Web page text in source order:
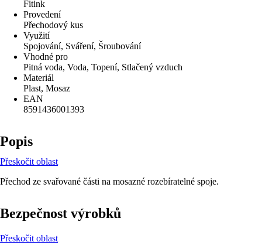
Fitink
Provedení
Přechodový kus
Využití
Spojování, Sváření, Šroubování
Vhodné pro
Pitná voda, Voda, Topení, Stlačený vzduch
Materiál
Plast, Mosaz
EAN
8591436001393
Popis
Přeskočit oblast
Přechod ze svařované části na mosazné rozebíratelné spoje.
Bezpečnost výrobků
Přeskočit oblast